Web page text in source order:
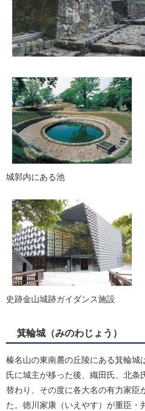
​城郭内にある池
史跡金山城跡ガイダンス施設
箕輪城（みのわじょう）
榛名山の東南麓の丘陵にある箕輪城
氏に城主が移った後、織田氏、北条
替わり、その度に各大名の有力家臣
た。徳川家康（いえやす）が重臣・